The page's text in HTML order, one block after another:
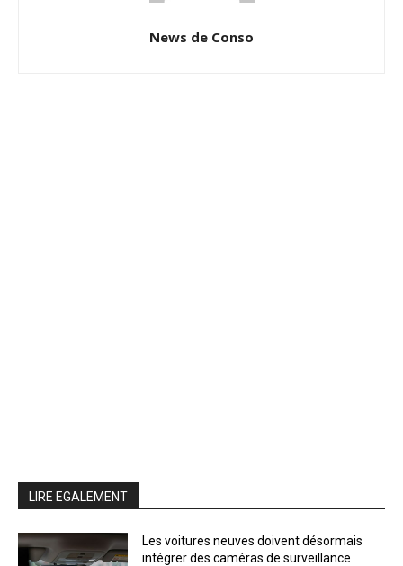
News de Conso
LIRE EGALEMENT
Les voitures neuves doivent désormais
intégrer des caméras de surveillance